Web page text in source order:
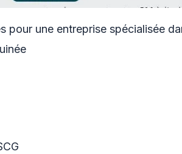
pour une entreprise spécialisée